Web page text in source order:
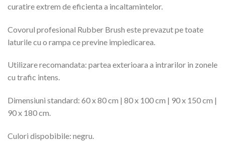
curatire extrem de eficienta a incaltamintelor.
Covorul profesional Rubber Brush este prevazut pe toate
laturile cu o rampa ce previne impiedicarea.
Utilizare recomandata: partea exterioara a intrarilor in zonele
cu trafic intens.
Dimensiuni standard: 60 x 80 cm | 80 x 100 cm | 90 x 150 cm |
90 x 180 cm.
Culori dispobibile: negru.